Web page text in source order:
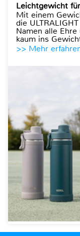
Leichtgewicht
Mit einem
die
Namen alle
kaum ins
>> Mehr